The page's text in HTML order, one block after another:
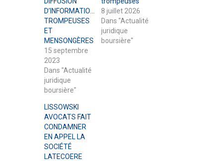
D’INFORMATIONS
TROMPEUSES
ET
MENSONGÈRES
15 septembre
2023
Dans "Actualité
juridique
boursière"
8 juillet 2026
Dans "Actualité
juridique
boursière"
LISSOWSKI
AVOCATS FAIT
CONDAMNER
EN APPEL LA
SOCIÉTÉ
LATECOERE